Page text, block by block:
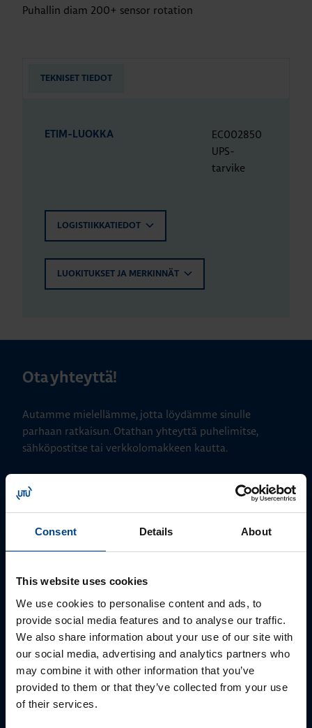
Consent Details About
This website uses cookies
We use cookies to personalise content and ads, to
provide social media features and to analyse our traffic.
We also share information about your use of our site with
our social media, advertising and analytics partners who
may combine it with other information that you’ve
provided to them or that they’ve collected from your use
of their services.
Puhallin diam 200+ sensor rotation
TEKNISET TIEDOT
ETIM-LUOKKA
EC002850
UPS-
tarvike
LOGISTIIKKATIEDOT
LUOKITUKSET JA MERKINNÄT
Ota yhteyttä!
Autamme mielellämme, jotta löydämme sinulle
parhaan ratkaisun. Otathan yhteyttä puhelimitse,
sähköpostitse tai verkkolomakkeen kautta.
SÄHKÖKESKUKSET, MUUNTAMOT, SÄHKÖAUTON
LATAUS, UPS-LAITTEET, HALLINTO
Asiakaspalvelu
+3582 550 800
utu@utu.eu